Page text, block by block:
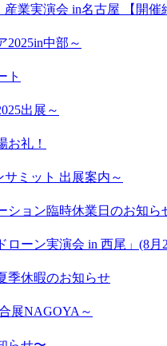
業実演会 in名古屋 【開催
2025in中部～
ト
出展～
お礼！
ミット 出展案内～
ション臨時休業日のお知ら
ローン実演会 in 西尾」(8月
季休暇のお知らせ
展NAGOYA～